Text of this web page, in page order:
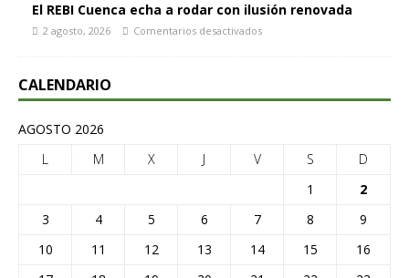
El REBI Cuenca echa a rodar con ilusión renovada
2 agosto, 2026 Comentarios desactivados
CALENDARIO
AGOSTO 2026
L
M X J V S
D
1
2
3
4 5 6 7 8
9
10
11 12 13 14 15
16